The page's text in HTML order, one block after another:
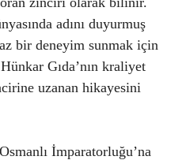
adını duyurmuş
bir deneyim sunmak için
Gıda’nın kraliyet
uzanan hikayesini
İmparatorluğu’na